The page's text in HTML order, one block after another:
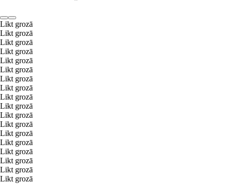
Likt grozā
Likt grozā
Likt grozā
Likt grozā
Likt grozā
Likt grozā
Likt grozā
Likt grozā
Likt grozā
Likt grozā
Likt grozā
Likt grozā
Likt grozā
Likt grozā
Likt grozā
Likt grozā
Likt grozā
Likt grozā